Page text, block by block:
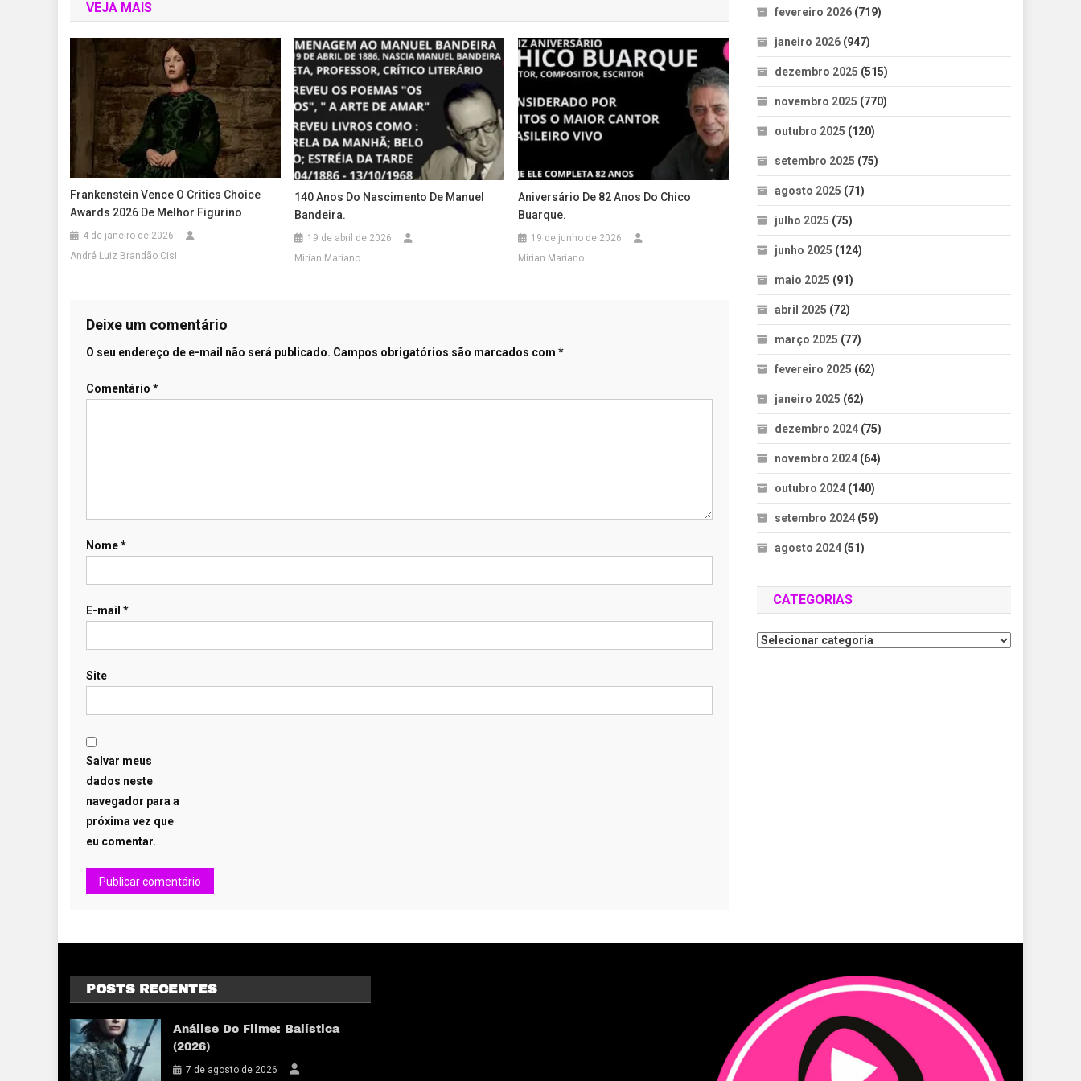
VEJA MAIS
Frankenstein Vence O Critics Choice
Awards 2026 De Melhor Figurino
4 de janeiro de 2026
André Luiz Brandão Cisi
140 Anos Do Nascimento De Manuel
Bandeira.
19 de abril de 2026
Mirian Mariano
Aniversário De 82 Anos Do Chico
Buarque.
19 de junho de 2026
Mirian Mariano
Deixe um comentário
O seu endereço de e-mail não será publicado. Campos obrigatórios são marcados com *
Comentário *
Nome*
E-mail *
Site
Salvar meus
dados neste
navegador para a
próxima vez que
eu comentar.
fevereiro 2026 (719)
janeiro 2026 (947)
dezembro 2025 (515)
novembro 2025 (770)
outubro 2025 (120)
setembro 2025 (75)
agosto 2025 (71)
julho 2025 (75)
junho 2025 (124)
maio 2025 (91)
abril 2025 (72)
março 2025 (77)
fevereiro 2025 (62)
janeiro 2025 (62)
dezembro 2024 (75)
novembro 2024 (64)
outubro 2024 (140)
setembro 2024 (59)
agosto 2024 (51)
CATEGORIAS
POSTS RECENTES
Análise Do Filme: Balística
(2026)
7 de agosto de 2026